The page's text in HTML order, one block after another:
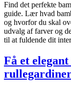
Find det perfekte
guide. Lær hvad
og hvorfor du skal
udvalg af farver og
til at fuldende dit
Få et